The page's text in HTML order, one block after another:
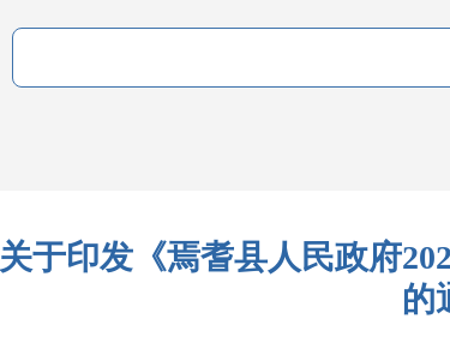
关于印发《焉耆县人民政府
的